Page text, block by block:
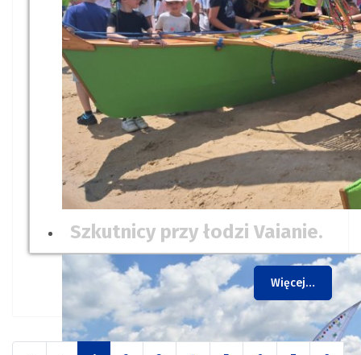
Szkutnicy przy łodzi Vaianie.
Więcej…